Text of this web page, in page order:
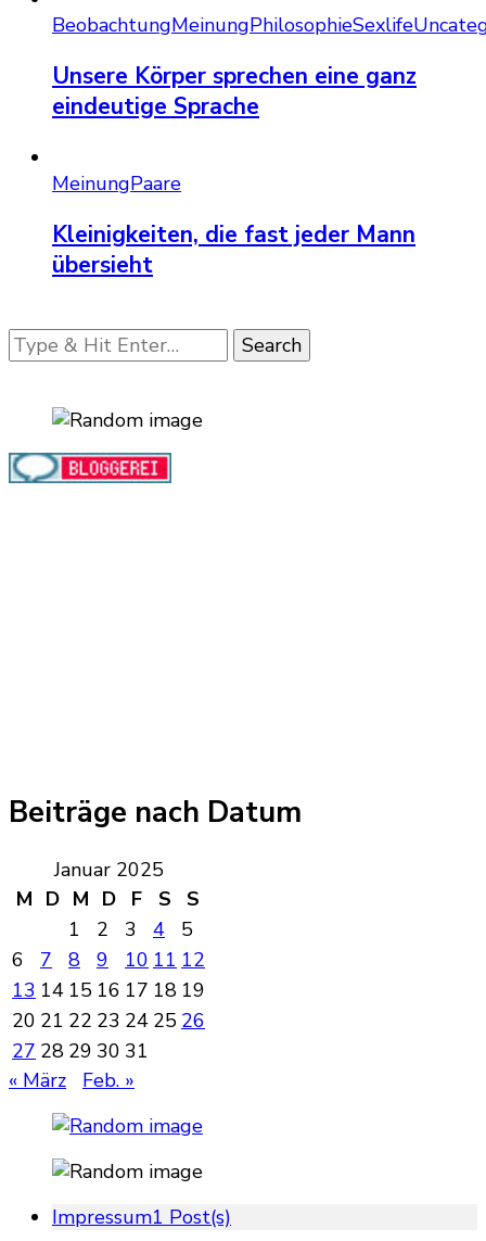
BeobachtungMeinungPhilosophieSexlife
Unsere Körper sprechen eine ganz
eindeutige Sprache
MeinungPaare
Kleinigkeiten, die fast jeder Mann
übersieht
Looking
for
Beiträge nach Datum
Januar 2025
M D M D F S
S
1
2 3 4
5
6
7 8 9 10 11 12
13 14 15 16 17 18 19
20 21 22 23 24 25 26
27 28 29 30 31
« März
Feb. »
Impressum1 Post(s)